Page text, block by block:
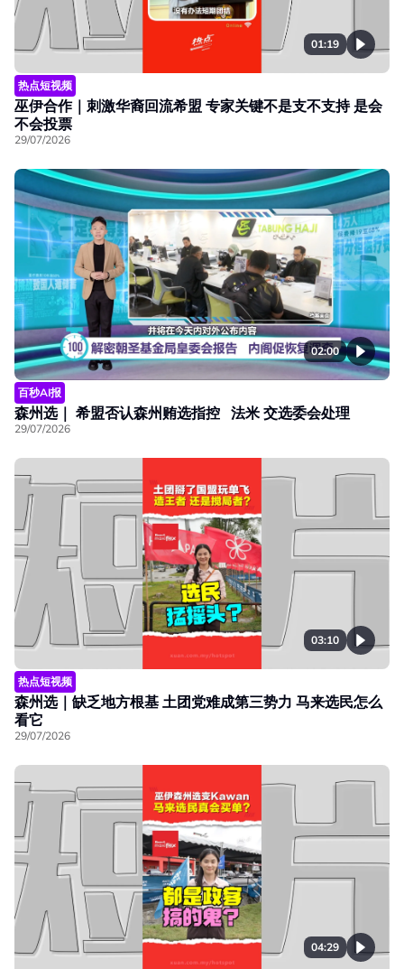
01:19
热点短视频
巫伊合作｜刺激华裔回流希盟 专家关键不是支不支持 是会
不会投票
29/07/2026
02:00
百秒AI报
森州选｜ 希盟否认森州贿选指控 法米 交选委会处理
29/07/2026
03:10
热点短视频
森州选｜缺乏地方根基 土团党难成第三势力 马来选民怎么
看它
29/07/2026
04:29